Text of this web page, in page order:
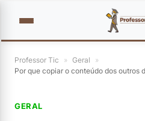
Professor Tic » Geral
»
Por que copiar o conteúdo dos outros
GERAL